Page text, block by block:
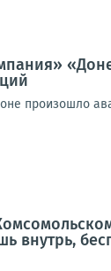
произошло
внутрь,